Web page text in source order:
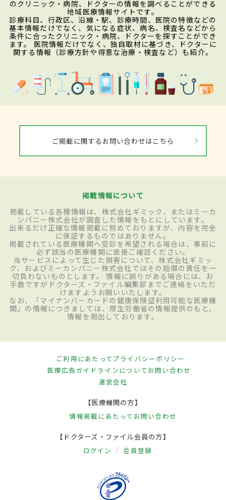
のクリニック・病院、ドクターの情報を調べることができる
地域医療情報サイトです。
診療科目、行政区、沿線・駅、診療時間、医院の特徴などの
基本情報だけでなく、気になる症状、病名、検査名などから
条件に合ったクリニック・病院、ドクターを探すことができ
ます。 医院情報だけでなく、独自取材に基づき、ドクターに
関する情報（診療方針や得意な治療・検査など）も紹介。
ご掲載に関するお問い合わせはこちら
掲載情報について
掲載している各種情報は、株式会社ギミック、またはミーカ
ンパニー株式会社が調査した情報をもとにしています。
出来るだけ正確な情報掲載に努めておりますが、内容を完全
に保証するものではありません。
掲載されている医療機関へ受診を希望される場合は、事前に
必ず該当の医療機関に直接ご確認ください。
当サービスによって生じた損害について、株式会社ギミッ
ク、およびミーカンパニー株式会社ではその賠償の責任を一
切負わないものとします。 情報に誤りがある場合には、お
手数ですがドクターズ・ファイル編集部までご連絡をいただ
けますようお願いいたします。
なお、「マイナンバーカードの健康保険証利用可能な医療機
関」の情報につきましては、厚生労働省の情報提供のもと、
情報を掲出しております。
ご利用にあたってプライバシーポリシー
医療広告ガイドラインについてお問い合わせ
運営会社
【医療機関の方】
情報掲載にあたって お問い合わせ
【ドクターズ・ファイル会員の方】
ログイン 会員登録